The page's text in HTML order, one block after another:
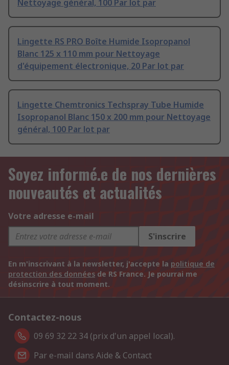
Nettoyage général, 100 Par lot par
Lingette RS PRO Boîte Humide Isopropanol
Blanc 125 x 110 mm pour Nettoyage
d'équipement électronique, 20 Par lot par
Lingette Chemtronics Techspray Tube Humide
Isopropanol Blanc 150 x 200 mm pour Nettoyage
général, 100 Par lot par
Soyez informé.e de nos dernières
nouveautés et actualités
Votre adresse e-mail
S'inscrire
En m'inscrivant à la newsletter, j'accepte la politique de
protection des données de RS France. Je pourrai me
désinscrire à tout moment.
Contactez-nous
09 69 32 22 34 (prix d'un appel local).
Par e-mail dans Aide & Contact